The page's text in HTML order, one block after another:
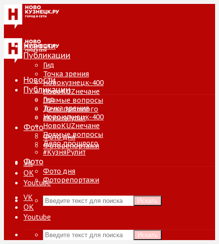
Новости
Публикации
Гид
Точка зрения
Новокузнецк-400
НовоKUZнечане
Прямые вопросы
Дело прошлого
#КузняРулит
Фото
Фото дня
Фоторепортажи
VK
ОК
Youtube
Искать
Новости
Публикации
Гид
Точка зрения
Новокузнецк-400
НовоKUZнечане
Прямые вопросы
Дело прошлого
#КузняРулит
Фото
Фото дня
Фоторепортажи
VK
ОК
Youtube
Искать